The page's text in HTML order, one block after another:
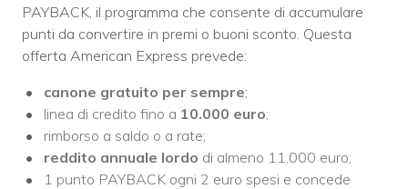
PAYBACK, il programma che consente di accumulare
punti da convertire in premi o buoni sconto. Questa
offerta American Express prevede:
canone gratuito per sempre;
linea di credito fino a 10.000 euro;
rimborso a saldo o a rate;
reddito annuale lordo di almeno 11.000 euro;
1 punto PAYBACK ogni 2 euro spesi e concede